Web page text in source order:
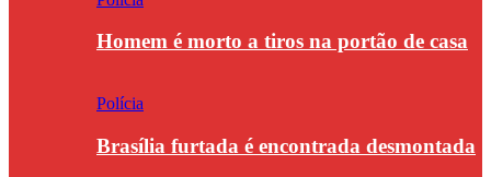
Homem é morto a tiros na portão de casa
Polícia
Brasília furtada é encontrada desmontada